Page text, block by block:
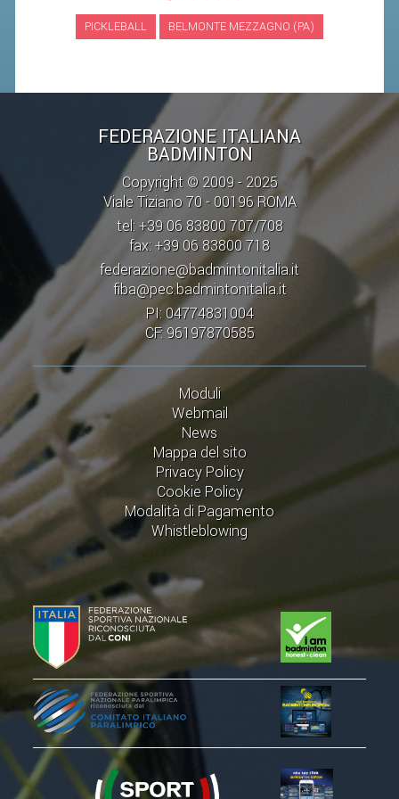
PICKLEBALL BELMONTE MEZZAGNO (PA)
FEDERAZIONE ITALIANA
BADMINTON
Copyright © 2009 - 2025
Viale Tiziano 70 - 00196 ROMA
tel: +39 06 83800 707/708
fax: +39 06 83800 718
federazione@badmintonitalia.it
fiba@pec.badmintonitalia.it
PI: 04774831004
CF: 96197870585
Moduli
Webmail
News
Mappa del sito
Privacy Policy
Cookie Policy
Modalità di Pagamento
Whistleblowing
STAFF TECNICO
ATLETI D'INTERESSE NAZIONALE
SCHEDE ATLETI
VOLA CON NOI
CENTRI TECNICI TERRITORIALI
COMMISSIONE ATLETI
TESSERAMENTO
AFFILIAZIONE E TESSERAMENTO
QUOTE E TASSE
CONVENZIONI
ACCEDI AL TESSERAMENTO ON
LINE
ASSICURAZIONE
MODULI
AFFILIARE UN ESD
GARE ED EVENTI
CALENDARIO
COMUNICATI
ALBO D'ORO CAMPIONATI ITALIANI
CAMPIONATI A SQUADRE
EVENTI INTERNAZIONALI
CLASSIFICHE NAZIONALI